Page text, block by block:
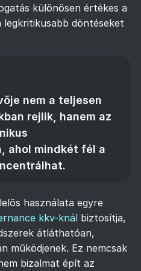
különösen értékes a
legkritikusabb döntéseket
nem a teljesen
rejlik, hanem az
ahol mindkét fél a
használata egyre
kkv-knál biztosítja,
átláthatóan,
működjenek. Ez nemcsak
bizalmat épít az